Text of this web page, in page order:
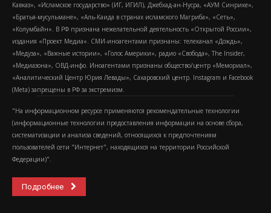
Кавказ», «Исламское государство» (ИГ, ИГИЛ), Джебхад-ан-Нусра, «АУМ Синрике»,
«Братья-мусульмане», «Аль-Каида в странах исламского Магриба», «Сеть»,
«Колумбайн». В РФ признана нежелательной деятельность «Открытой России»,
издания «Проект Медиа». СМИ-иноагентами признаны: телеканал «Дождь»,
«Медуза», «Важные истории», «Голос Америки», радио «Свобода», The Insider,
«Медиазона», ОВД-инфо. Иноагентами признаны общество/центр «Мемориал»,
«Аналитический Центр Юрия Левады», Сахаровский центр. Instagram и Facebook
(Metа) запрещены в РФ за экстремизм.
"На информационном ресурсе применяются рекомендательные технологии
(информационные технологии предоставления информации на основе сбора,
систематизации и анализа сведений, относящихся к предпочтениям
пользователей сети "Интернет", находящихся на территории Российской
Федерации)".
Подробнее